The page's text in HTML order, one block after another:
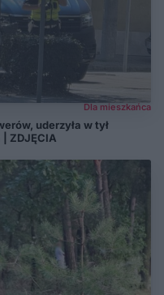
Dla mieszkańca
uderzyła w tył
ZDJĘCIA